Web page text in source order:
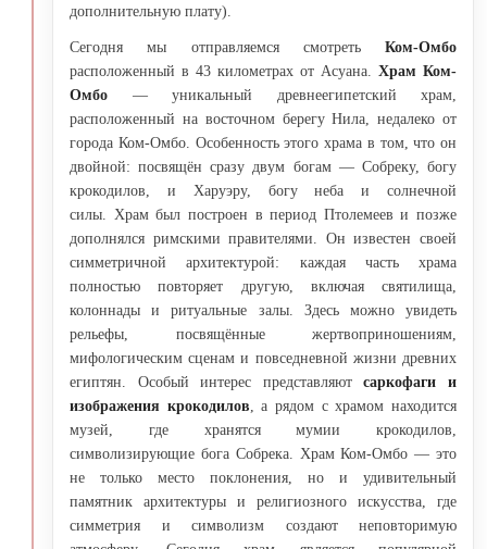
дополнительную плату).
Сегодня мы отправляемся смотреть Ком-Омбо
расположенный в 43 километрах от Асуана. Храм Ком-
Омбо — уникальный древнеегипетский храм,
расположенный на восточном берегу Нила, недалеко от
города Ком-Омбо. Особенность этого храма в том, что он
двойной: посвящён сразу двум богам — Собреку, богу
крокодилов, и Харуэру, богу неба и солнечной
силы. Храм был построен в период Птолемеев и позже
дополнялся римскими правителями. Он известен своей
симметричной архитектурой: каждая часть храма
полностью повторяет другую, включая святилища,
колоннады и ритуальные залы. Здесь можно увидеть
рельефы, посвящённые жертвоприношениям,
мифологическим сценам и повседневной жизни древних
египтян. Особый интерес представляютсаркофаги и
изображения крокодилов , а рядом с храмом находится
музей, где хранятся мумии крокодилов,
символизирующие бога Собрека. Храм Ком-Омбо — это
не только место поклонения, но и удивительный
памятник архитектуры и религиозного искусства, где
симметрия и символизм создают неповторимую